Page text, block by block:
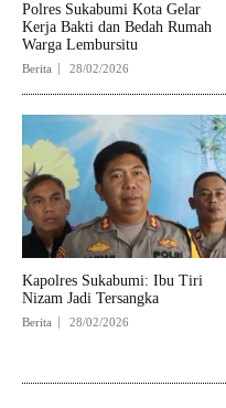
Polres Sukabumi Kota Gelar
Kerja Bakti dan Bedah Rumah
Warga Lembursitu
Berita 28/02/2026
Kapolres Sukabumi: Ibu Tiri
Nizam Jadi Tersangka
Berita 28/02/2026